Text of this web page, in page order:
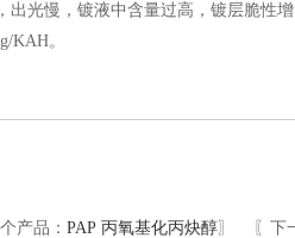
出光慢，镀液中含量过高，镀层脆性
KAH。
产品： PAP 丙氧基化丙炔醇〗 〖下